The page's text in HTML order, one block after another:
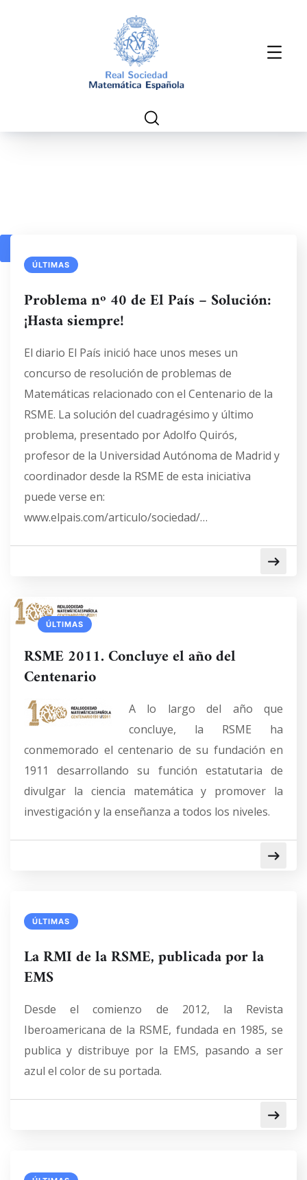
ÚLTIMAS
Problema nº 40 de El País – Solución:
¡Hasta siempre!
El diario El País inició hace unos meses un
concurso de resolución de problemas de
Matemáticas relacionado con el Centenario de la
RSME. La solución del cuadragésimo y último
problema, presentado por Adolfo Quirós,
profesor de la Universidad Autónoma de Madrid y
coordinador desde la RSME de esta iniciativa
puede verse en:
www.elpais.com/articulo/sociedad/…
ÚLTIMAS
RSME 2011. Concluye el año del
Centenario
A lo largo del año que
concluye, la RSME ha
conmemorado el centenario de su fundación en
1911 desarrollando su función estatutaria de
divulgar la ciencia matemática y promover la
investigación y la enseñanza a todos los niveles.
ÚLTIMAS
La RMI de la RSME, publicada por la
EMS
Desde el comienzo de 2012, la Revista
Iberoamericana de la RSME, fundada en 1985, se
publica y distribuye por la EMS, pasando a ser
azul el color de su portada.